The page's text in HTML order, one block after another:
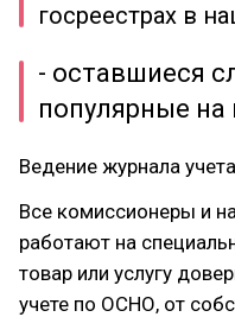
госреестрах в
- оставшиеся
популярные на
Ведение журнала
Все комиссионеры и
работают на
товар или услугу
учете по ОСНО, от